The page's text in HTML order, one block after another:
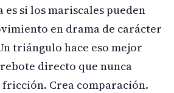
es si los mariscales pueden
en drama de carácter
triángulo hace eso mejor
directo que nunca
Crea comparación.